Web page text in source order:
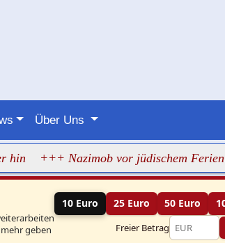
Über Uns
Nazimob vor jüdischem Ferienlager:
geben
10 Euro 25 Euro 50 Euro
Freier Betrag